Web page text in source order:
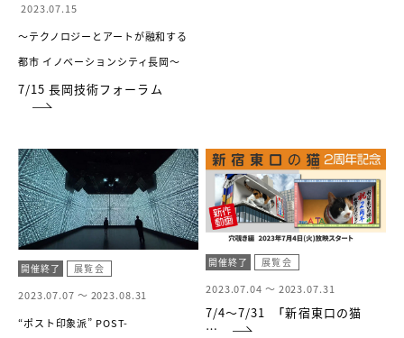
2023.07.15
～テクノロジーとアートが融和する
都市 イノベーションシティ長岡～
7/15 長岡技術フォーラム
開催終了 展覧会
2023.07.07 ～ 2023.08.31
“ポスト印象派” POST-
開催終了 展覧会
2023.07.04 ～ 2023.07.31
7/4～7/31 「新宿東口の猫
…